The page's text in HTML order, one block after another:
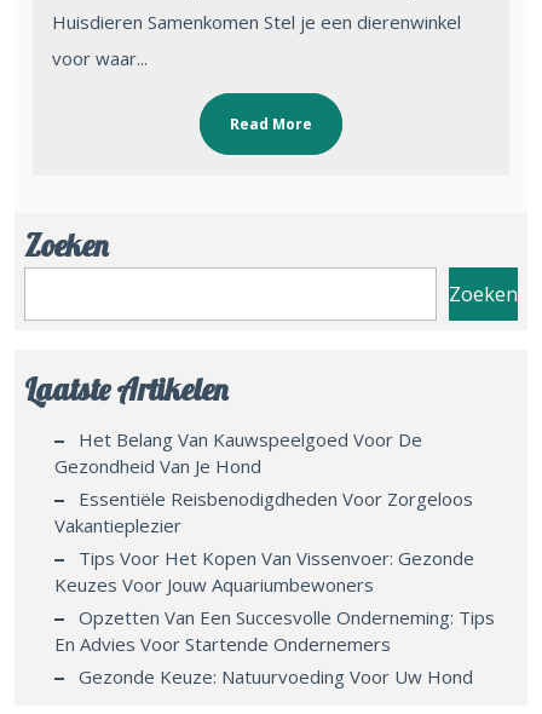
Huisdieren Samenkomen Stel je een dierenwinkel
voor waar...
Read More
Zoeken
Zoeken
Laatste Artikelen
Het Belang Van Kauwspeelgoed Voor De
Gezondheid Van Je Hond
Essentiële Reisbenodigdheden Voor Zorgeloos
Vakantieplezier
Tips Voor Het Kopen Van Vissenvoer: Gezonde
Keuzes Voor Jouw Aquariumbewoners
Opzetten Van Een Succesvolle Onderneming: Tips
En Advies Voor Startende Ondernemers
Gezonde Keuze: Natuurvoeding Voor Uw Hond